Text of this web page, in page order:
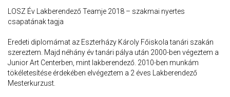
LOSZ Év Lakberendező Teamje 2018 – szakmai nyertes
csapatának tagja
Eredeti diplomámat az Eszterházy Károly Főiskola tanári szakán
szereztem. Majd néhány év tanári pálya után 2000-ben végeztem a
Junior Art Centerben, mint lakberendező. 2010-ben munkám
tökéletesítése érdekében elvégeztem a 2 éves Lakberendező
Mesterkurzust.